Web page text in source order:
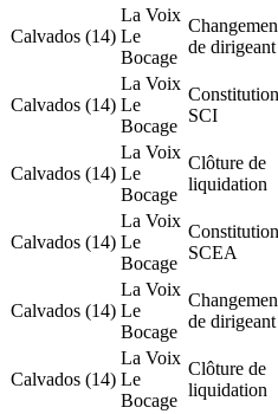
Calvados (14)
La Voix
Le
Bocage
de dirigeant
Calvados (14)
La Voix
Le
Bocage
Constitution
SCI
Calvados (14)
La Voix
Le
Bocage
Clôture de
liquidation
Calvados (14)
La Voix
Le
Bocage
Constitution
SCEA
Calvados (14)
La Voix
Le
Bocage
de dirigeant
Calvados (14)
La Voix
Le
Bocage
Clôture de
liquidation